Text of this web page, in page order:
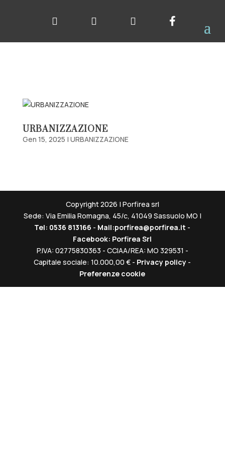
URBANIZZAZIONE
Gen 15, 2025 | URBANIZZAZIONE
Copyright 2026 | Porfirea srl
Sede: Via Emilia Romagna, 45/c, 41049 Sassuolo MO |
Tel: 0536 813166 - Mail:porfirea@porfirea.it -
Facebook: Porfirea Srl
P.IVA: 02775830363 - CCIAA/REA: MO 329531 -
Capitale sociale: 10.000,00 € - Privacy policy -
Preferenze cookie